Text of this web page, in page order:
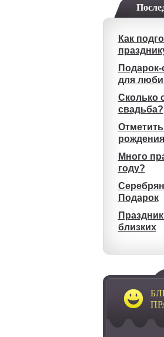
Как
для
Сколько
свадьба?
Много
году?
Подарок
близких